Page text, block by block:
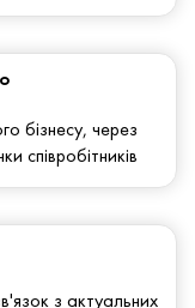
бізнесу, через
співробітників
з актуальних